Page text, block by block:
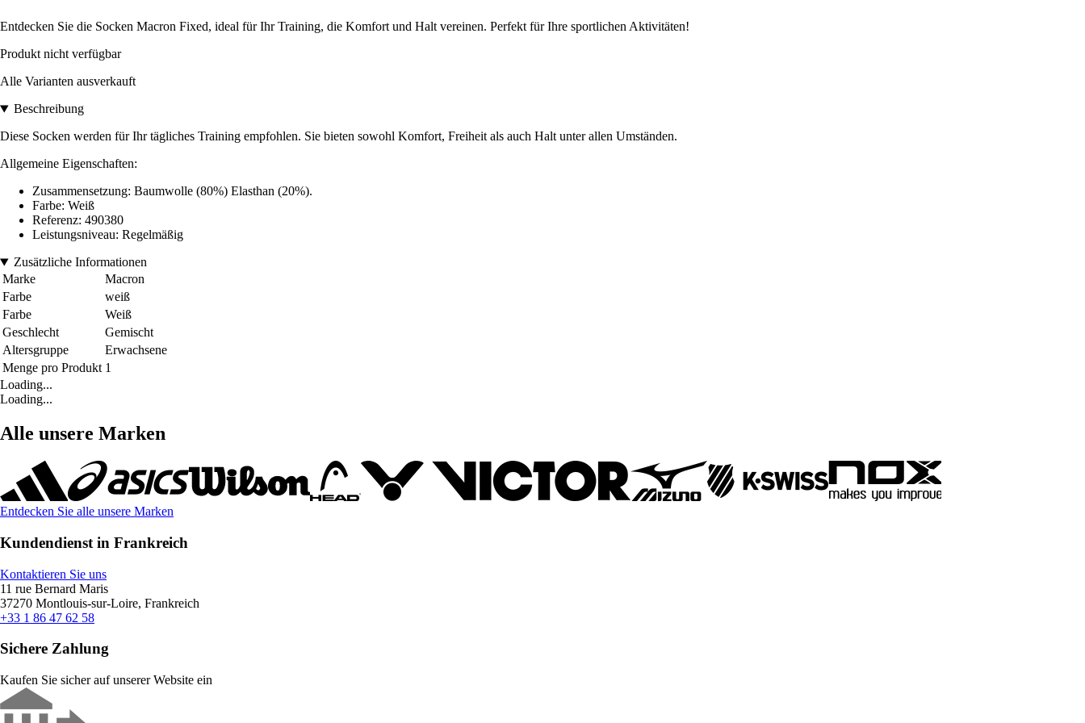
Entdecken Sie die Socken Macron Fixed, ideal für Ihr Training, die Komfort und Halt vereinen. Perfekt für Ihre sportlichen Aktivitäten!
Produkt nicht verfügbar
Alle Varianten ausverkauft
Beschreibung
Diese Socken werden für Ihr tägliches Training empfohlen. Sie bieten sowohl Komfort, Freiheit als auch Halt unter allen Umständen.
Allgemeine Eigenschaften:
Zusammensetzung: Baumwolle (80%) Elasthan (20%).
Farbe: Weiß
Referenz: 490380
Leistungsniveau: Regelmäßig
Zusätzliche Informationen
Marke
Macron
Farbe
weiß
Farbe
Weiß
Geschlecht
Gemischt
Altersgruppe
Erwachsene
Menge pro Produkt 1
Loading...
Loading...
Alle unsere Marken
Entdecken Sie alle unsere Marken
Kundendienst in Frankreich
Kontaktieren Sie uns
11 rue Bernard Maris
37270 Montlouis-sur-Loire, Frankreich
+33 1 86 47 62 58
Sichere Zahlung
Kaufen Sie sicher auf unserer Website ein